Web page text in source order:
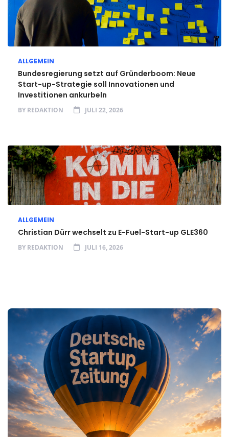
ALLGEMEIN
Bundesregierung setzt auf Gründerboom: Neue
Start-up-Strategie soll Innovationen und
Investitionen ankurbeln
BY REDAKTION JULI 22, 2026
ALLGEMEIN
Christian Dürr wechselt zu E-Fuel-Start-up GLE360
BY REDAKTION JULI 16, 2026